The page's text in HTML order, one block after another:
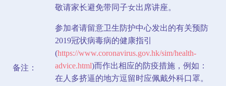
备注：
敬请家长避免带同子女出席讲座。
参加者请留意卫生防护中心发出的有关预防
2019冠状病毒病的健康指引
(https://www.coronavirus.gov.hk/sim/health-
advice.html)而作出相应的防疫措施，例如：
在人多挤逼的地方逗留时应佩戴外科口罩。